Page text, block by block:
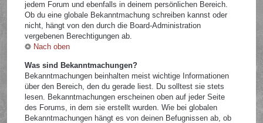
jedem Forum und ebenfalls in deinem persönlichen Bereich.
Ob du eine globale Bekanntmachung schreiben kannst oder
nicht, hängt von den durch die Board-Administration
vergebenen Berechtigungen ab.
Nach oben
Was sind Bekanntmachungen?
Bekanntmachungen beinhalten meist wichtige Informationen
über den Bereich, den du gerade liest. Du solltest sie stets
lesen. Bekanntmachungen erscheinen oben auf jeder Seite
des Forums, in dem sie erstellt wurden. Wie bei globalen
Bekanntmachungen hängt es von deinen Befugnissen ab, ob